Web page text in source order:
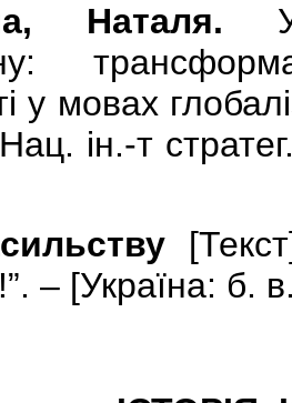
Наталя.
у мовах
ін.-т
[Текст
– [Україна: б.